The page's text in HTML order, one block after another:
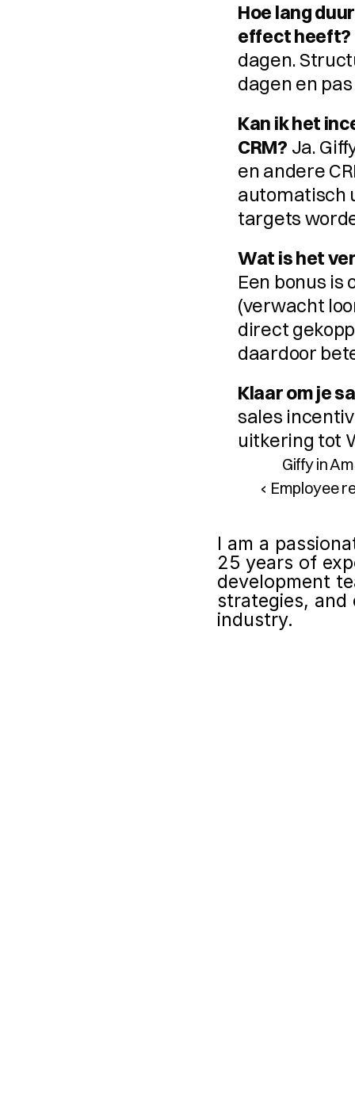
Hoe lang
effect heeft?
dagen.
dagen en
Kan ik het
CRM? Ja.
en andere
automatisch
targets
Wat is het
Een bonus
(verwacht
direct
daardoor
Klaar om je
sales
uitkering tot
Giffy in
‹ Employee
I am a
25 years of
development
strategies, and
industry.